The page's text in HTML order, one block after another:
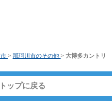
> 那珂川市のその他 > 大博多カントリ
ップに戻る